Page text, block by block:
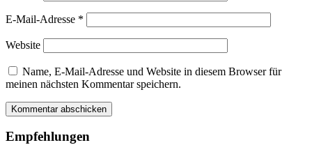
E-Mail-Adresse *
Website
Name, E-Mail-Adresse und Website in diesem Browser für
meinen nächsten Kommentar speichern.
Empfehlungen